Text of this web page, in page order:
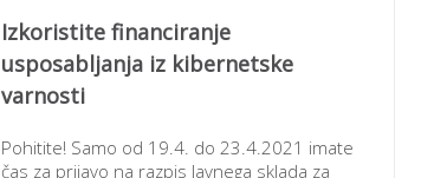
Izkoristite financiranje
usposabljanja iz kibernetske
varnosti
Pohitite! Samo od 19.4. do 23.4.2021 imate
čas za prijavo na razpis Javnega sklada za